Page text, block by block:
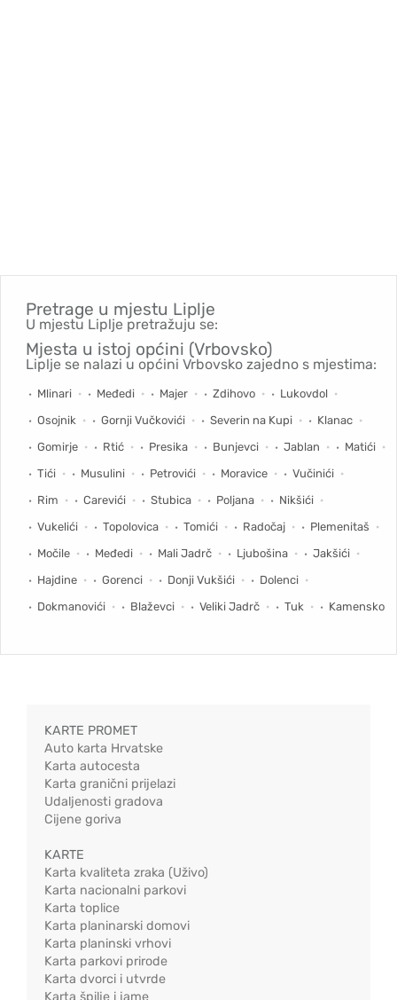
Pretrage u mjestu Liplje
U mjestu Liplje pretražuju se:
Mjesta u istoj općini (Vrbovsko)
Liplje se nalazi u općini Vrbovsko zajedno s mjestima:
Mlinari Međedi Majer Zdihovo
Lukovdol
Osojnik
Gornji Vučkovići Severin na Kupi
Klanac
Gomirje
Rtić Presika Bunjevci Jablan
Matići
Tići
Musulini Petrovići Moravice
Vučinići
Rim
Carevići Stubica Poljana
Nikšići
Vukelići
Topolovica Tomići Radočaj
Plemenitaš
Močile
Međedi Mali Jadrč Ljubošina
Jakšići
Hajdine
Gorenci Donji Vukšići
Dolenci
Dokmanovići
Blaževci Veliki Jadrč Tuk Kamensko
KARTE PROMET
Auto karta Hrvatske
Karta autocesta
Karta granični prijelazi
Udaljenosti gradova
Cijene goriva
KARTE
Karta kvaliteta zraka (Uživo)
Karta nacionalni parkovi
Karta toplice
Karta planinarski domovi
Karta planinski vrhovi
Karta parkovi prirode
Karta dvorci i utvrde
Karta špilje i jame